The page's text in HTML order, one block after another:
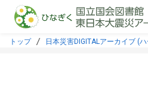
本文に飛ぶ
トップ 日本災害DIGITALアーカイブ (